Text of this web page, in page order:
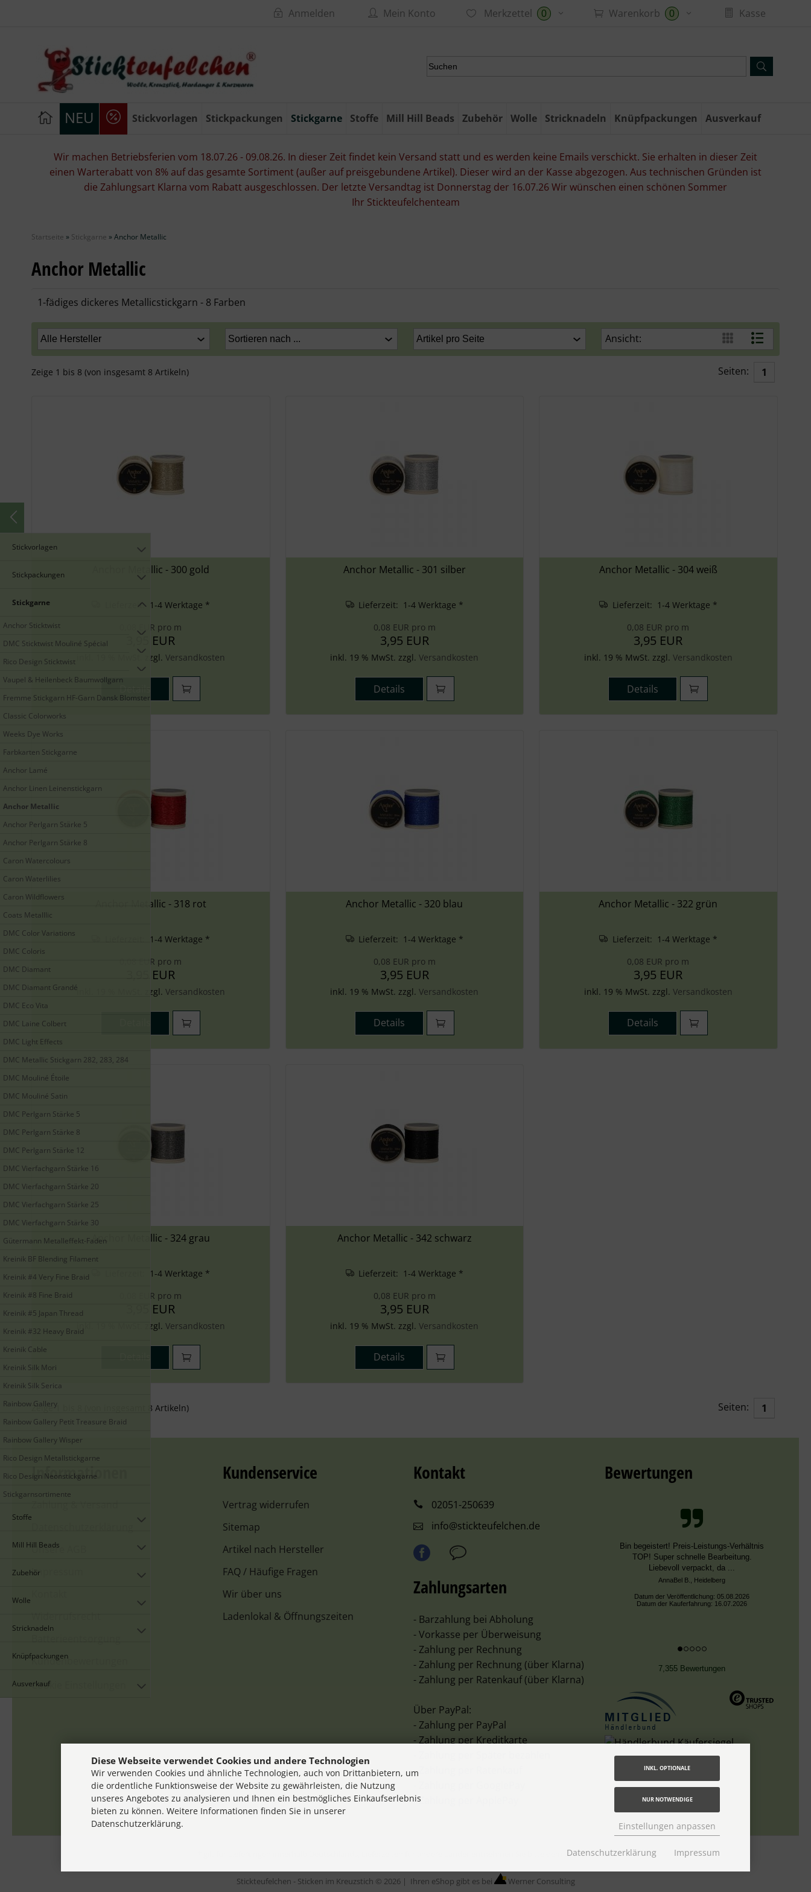
Anmelden Mein Konto Merkzettel 0 Warenkorb 0 Kasse
NEU Stickvorlagen Stickpackungen Stickgarne Stoffe Mill Hill Beads Zubehör Wolle Stricknadeln Knüpfpackungen Ausverkauf
Stickvorlagen
Stickpackungen
Stickgarne
Anchor Sticktwist
DMC Sticktwist Mouliné Spécial
Rico Design Sticktwist
Vaupel & Heilenbeck Baumwollgarn
Fremme Stickgarn HF-Garn Dansk Blomstergarn
Classic Colorworks
Weeks Dye Works
Farbkarten Stickgarne
Anchor Lamé
Anchor Linen Leinenstickgarn
Anchor Metallic
Anchor Perlgarn Stärke 5
Anchor Perlgarn Stärke 8
Caron Watercolours
Caron Waterlilies
Caron Wildflowers
Coats Metalllic
DMC Color Variations
DMC Coloris
DMC Diamant
DMC Diamant Grandé
DMC Eco Vita
DMC Laine Colbert
DMC Light Effects
DMC Metallic Stickgarn 282, 283, 284
DMC Mouliné Étoile
DMC Mouliné Satin
DMC Perlgarn Stärke 5
DMC Perlgarn Stärke 8
DMC Perlgarn Stärke 12
DMC Vierfachgarn Stärke 16
DMC Vierfachgarn Stärke 20
DMC Vierfachgarn Stärke 25
DMC Vierfachgarn Stärke 30
Gütermann Metalleffekt-Faden
Kreinik BF Blending Filament
Kreinik #4 Very Fine Braid
Kreinik #8 Fine Braid
Kreinik #5 Japan Thread
Kreinik #32 Heavy Braid
Kreinik Cable
Kreinik Silk Mori
Kreinik Silk Serica
Rainbow Gallery
Rainbow Gallery Petit Treasure Braid
Rainbow Gallery Wisper
Rico Design Metallstickgarne
Rico Design Neonstickgarne
Stickgarnsortimente
Stoffe
Mill Hill Beads
Zubehör
Wolle
Stricknadeln
Knüpfpackungen
Ausverkauf
Wir machen Betriebsferien vom 18.07.26 - 09.08.26. In dieser Zeit findet kein Versand statt und es werden keine Emails verschickt. Sie erhalten in dieser Zeit
einen Warterabatt von 8% auf das gesamte Sortiment (außer auf preisgebundene Artikel). Dieser wird an der Kasse abgezogen. Aus technischen Gründen ist
die Zahlungsart Klarna vom Rabatt ausgeschlossen. Der letzte Versandtag ist Donnerstag der 16.07.26 Wir wünschen einen schönen Sommer
Ihr Stickteufelchenteam
Startseite » Stickgarne »Anchor Metallic
Anchor Metallic
1-fädiges dickeres Metallicstickgarn - 8 Farben
Ansicht:
Zeige 1 bis 8 (von insgesamt 8 Artikeln) Seiten: 1
Anchor Metallic - 300 gold
Lieferzeit: 1-4 Werktage *
0,08 EUR pro m
3,95 EUR
inkl. 19 % MwSt. zzgl. Versandkosten
Anchor Metallic - 301 silber
Lieferzeit: 1-4 Werktage *
0,08 EUR pro m
3,95 EUR
inkl. 19 % MwSt. zzgl.Versandkosten
Details
Anchor Metallic - 304 weiß
Lieferzeit: 1-4 Werktage *
0,08 EUR pro m
3,95 EUR
inkl. 19 % MwSt. zzgl. Versandkosten
Details
Anchor Metallic - 318 rot
Lieferzeit: 1-4 Werktage *
0,08 EUR pro m
3,95 EUR
inkl. 19 % MwSt. zzgl. Versandkosten
Anchor Metallic - 320 blau
Lieferzeit: 1-4 Werktage *
0,08 EUR pro m
3,95 EUR
inkl. 19 % MwSt. zzgl.Versandkosten
Details
Anchor Metallic - 322 grün
Lieferzeit: 1-4 Werktage *
0,08 EUR pro m
3,95 EUR
inkl. 19 % MwSt. zzgl. Versandkosten
Details
Anchor Metallic - 324 grau
Lieferzeit: 1-4 Werktage *
0,08 EUR pro m
3,95 EUR
inkl. 19 % MwSt. zzgl. Versandkosten
Anchor Metallic - 342 schwarz
Lieferzeit: 1-4 Werktage *
0,08 EUR pro m
3,95 EUR
inkl. 19 % MwSt. zzgl.Versandkosten
Details
Zeige1 8 Artikeln) Seiten: 1
Informationen
Unsere AGB
Impressum
Kundenbewertungen
Cookie Einstellungen
Kundenservice
Vertrag widerrufen
Sitemap
Artikel nach Hersteller
FAQ / Häufige Fragen
Wir über uns
Ladenlokal & Öffnungszeiten
Kontakt
02051-250639
info@stickteufelchen.de
Zahlungsarten
- Barzahlung bei Abholung
- Vorkasse per Überweisung
- Zahlung per Rechnung
- Zahlung per Rechnung (über Klarna)
- Zahlung per Ratenkauf (über Klarna)
Über PayPal:
- Zahlung per PayPal
- Zahlung per Kreditkarte
- Zahlung per Ratenkauf
- Zahlung per ApplePay
Bewertungen
Bin begeistert! Preis-Leistungs-Verhältnis
TOP! Super schnelle Bearbeitung.
Liebevoll verpackt, da ...
AnnaBel B., Heidelberg
Datum der Veröffentlichung: 05.08.2026
Datum der Kauferfahrung: 16.07.2026
7,355 Bewertungen
* gilt für Lieferungen innerhalb Deutschlands, Lieferzeiten für andere Länder entnehmen Sie bitte dem LinkLieferzeit
Stickteufelchen - Sticken im Kreuzstich © 2026 | Ihren eShop gibt es bei Werner Consulting
Diese Webseite verwendet Cookies und andere Technologien
Wir verwenden Cookies und ähnliche Technologien, auch von Drittanbietern, um
die ordentliche Funktionsweise der Website zu gewährleisten, die Nutzung
unseres Angebotes zu analysieren und Ihnen ein bestmögliches Einkaufserlebnis
bieten zu können. Weitere Informationen finden Sie in unserer
Datenschutzerklärung.
INKL. OPTIONALE
NUR NOTWENDIGE
Einstellungen anpassen
Datenschutzerklärung Impressum